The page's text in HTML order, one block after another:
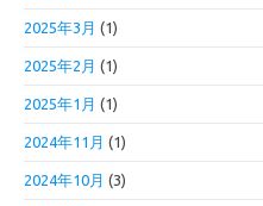
2025年3月 (1)
2025年2月 (1)
2025年1月 (1)
2024年11月 (1)
2024年10月 (3)